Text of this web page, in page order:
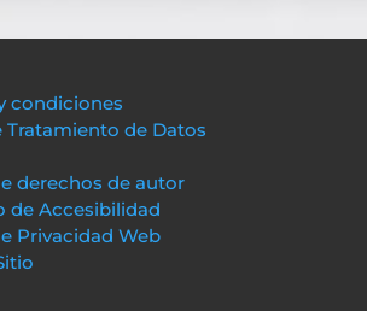
condiciones
Tratamiento de Datos
derechos de autor
de Accesibilidad
Privacidad Web